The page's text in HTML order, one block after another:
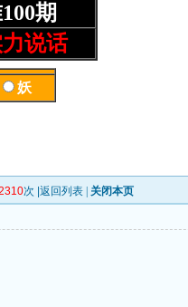
次 |返回列表 关闭本页